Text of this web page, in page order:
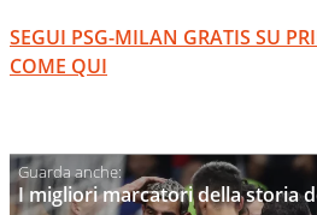
SEGUI PSG-MILAN GRATIS SU
COME QUI
I migliori marcatori della storia